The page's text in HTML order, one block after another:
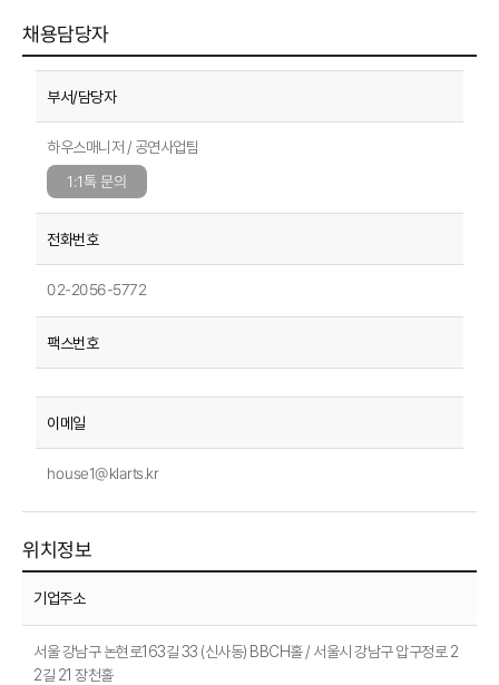
채용담당자
하우스매니저 / 공연사업팀
1:1톡 문의
02-2056-5772
house1@klarts.kr
위치정보
기업주소
서울 강남구 논현로163길 33 (신사동) BBCH홀 / 서울시 강남구 압구정로 2
2길 21 장천홀